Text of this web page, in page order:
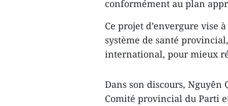
conformément au plan
Ce projet d’envergure
système de santé
international, pour mieux
Dans son discours,
Comité provincial du Parti